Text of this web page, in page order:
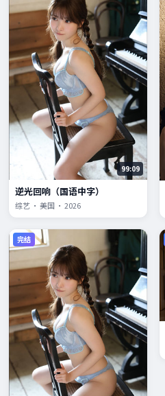
99:09
逆光回响（国语中字）
综艺 · 美国 · 2026
完结